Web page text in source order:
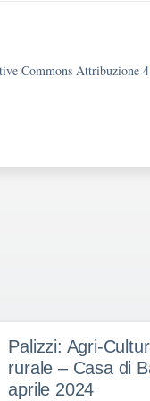
Commons Attribuzione
Palizzi: Agri-
rurale – Casa di
aprile 2024